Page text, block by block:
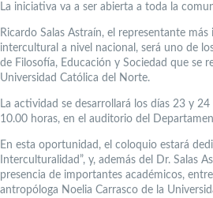
La iniciativa va a ser abierta a toda la
Ricardo Salas Astraín, el representante
intercultural a nivel nacional, será uno de
de Filosofía, Educación y Sociedad que se
Universidad Católica del Norte.
La actividad se desarrollará los días 23 y
10.00 horas, en el auditorio del
En esta oportunidad, el coloquio estará
Interculturalidad”, y, además del Dr. Salas
presencia de importantes académicos,
antropóloga Noelia Carrasco de la